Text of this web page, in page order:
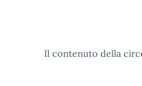
Il contenuto della